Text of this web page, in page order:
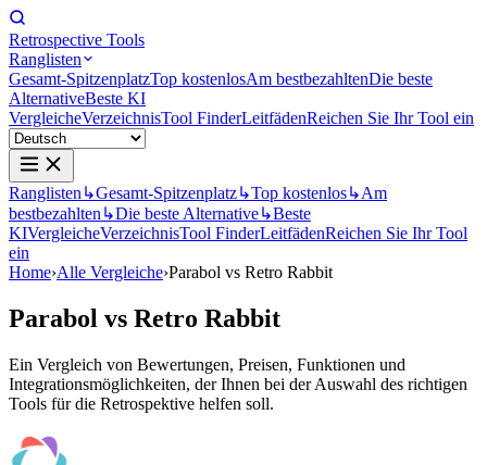
Retrospective Tools
Ranglisten
Gesamt-SpitzenplatzTop kostenlosAm bestbezahltenDie beste
AlternativeBeste KI
VergleicheVerzeichnisTool FinderLeitfädenReichen Sie Ihr Tool ein
Ranglisten ↳Gesamt-Spitzenplatz↳Top kostenlos↳Am
bestbezahlten ↳Die beste Alternative↳Beste
KIVergleicheVerzeichnisTool FinderLeitfädenReichen Sie Ihr Tool
ein
Home›Alle Vergleiche›Parabol vs Retro Rabbit
Parabol vs Retro Rabbit
Ein Vergleich von Bewertungen, Preisen, Funktionen und
Integrationsmöglichkeiten, der Ihnen bei der Auswahl des richtigen
Tools für die Retrospektive helfen soll.